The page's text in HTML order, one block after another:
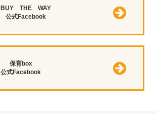
BUY THE WAY
公式Facebook
保育box
公式Facebook